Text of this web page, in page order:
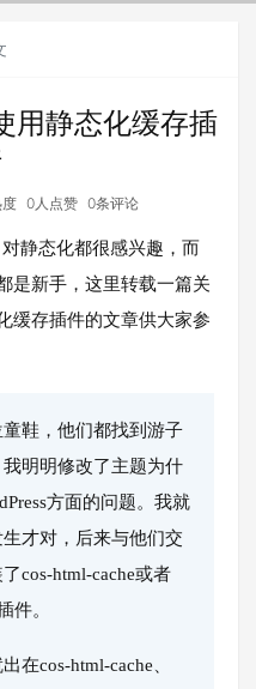
用静态化缓存插
0人点赞 0条评论
静态化都很感兴趣，而
是新手，这里转载一篇关
缓存插件的文章供大家参
鞋，他们都找到游子
明明修改了主题为什
方面的问题。我就
才对，后来与他们交
cos-html-cache或者
件。
在cos-html-cache、